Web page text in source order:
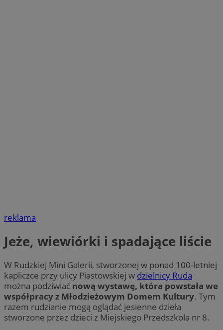
reklama
Jeże, wiewiórki i spadające liście
W Rudzkiej Mini Galerii, stworzonej w ponad 100-letniej
kapliczce przy ulicy Piastowskiej w dzielnicy Ruda
można podziwiać nową wystawę, która powstała we
współpracy z Młodzieżowym Domem Kultury. Tym
razem rudzianie mogą oglądać jesienne dzieła
stworzone przez dzieci z Miejskiego Przedszkola nr 8.